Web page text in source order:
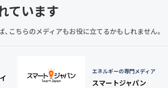
ています
こちらのメディアもお役に立てるかもしれません。
エネルギーの専門メディア
スマートジャパン